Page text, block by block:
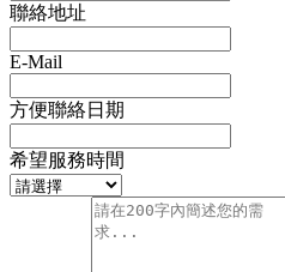
聯絡地址
E-Mail
方便聯絡日期
希望服務時間